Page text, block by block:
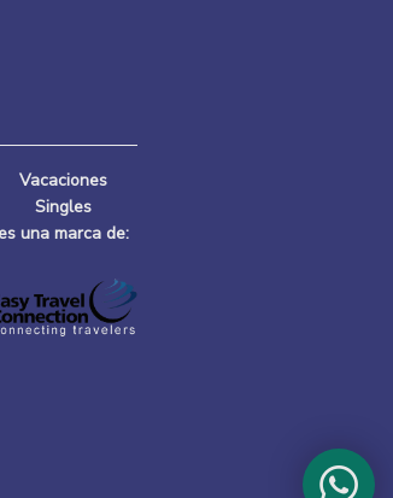
Vacaciones
Singles
es una marca de: